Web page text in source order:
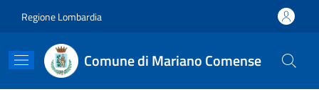
Regione Lombardia
Comune di Mariano Comense